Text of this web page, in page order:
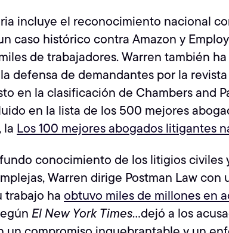
incluye el reconocimiento nacional
caso histórico contra Amazon y
de trabajadores. Warren también
defensa de demandantes por la
en la clasificación de Chambers and
en la lista de los 500 mejores
la Los 100 mejores abogados litigantes
conocimiento de los litigios civiles
Warren dirige Postman Law
trabajo haobtuvo miles de millones en
El New York Times...dejó a los